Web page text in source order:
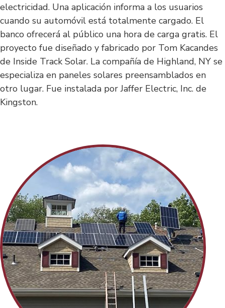
electricidad. Una aplicación informa a los usuarios
cuando su automóvil está totalmente cargado. El
banco ofrecerá al público una hora de carga gratis. El
proyecto fue diseñado y fabricado por Tom Kacandes
de Inside Track Solar. La compañía de Highland, NY se
especializa en paneles solares preensamblados en
otro lugar. Fue instalada por Jaffer Electric, Inc. de
Kingston.